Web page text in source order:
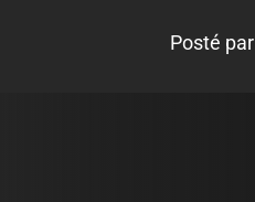
Posté par